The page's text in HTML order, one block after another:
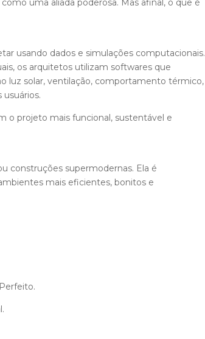
uma aliada poderosa. Mas afinal, o que é
usando dados e simulações computacionais.
os arquitetos utilizam softwares que
luz solar, ventilação, comportamento térmico,
o projeto mais funcional, sustentável e
construções supermodernas. Ela é
mais eficientes, bonitos e